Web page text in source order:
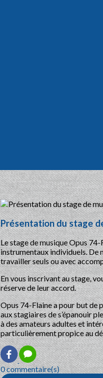
Présentation du stage
Le stage de musique Opus
instrumentaux individuels. De
travailler seuls ou avec
En vous inscrivant au stage,
réserve de leur accord.
Opus 74-Flaine a pour but de
aux stagiaires de s’épanouir
à des amateurs adultes et
particulièrement propice au
0 commentaire(s)